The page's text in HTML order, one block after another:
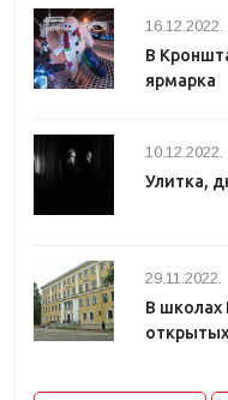
16.12.2022.
В
ярмарка
10.12.2022.
Улитка,
29.11.2022.
В школах